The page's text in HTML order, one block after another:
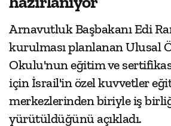
Arnavutluk Başbakanı Edi
kurulması planlanan Ulusal
Okulu'nun eğitim ve
için İsrail'in özel kuvvetler
merkezlerinden biriyle iş
yürütüldüğünü açıkladı.